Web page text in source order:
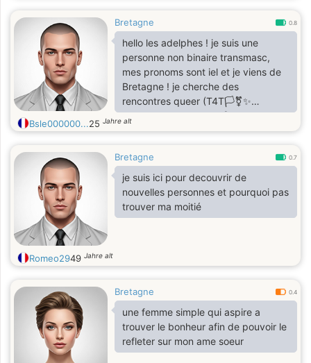
Bretagne 0.8
hello les adelphes ! je suis une
personne non binaire transmasc,
mes pronoms sont iel et je viens de
Bretagne ! je cherche des
rencontres queer (T4T🏳️‍⚧️✨️
privilégié hehe)antifa 🥀neuroa bpd
❤️‍🩹
Bsle000000...25 Jahre alt
Bretagne 0.7
je suis ici pour decouvrir de
nouvelles personnes et pourquoi pas
trouver ma moitié
Romeo2949 Jahre alt
Bretagne 0.4
une femme simple qui aspire a
trouver le bonheur afin de pouvoir le
refleter sur mon ame soeur